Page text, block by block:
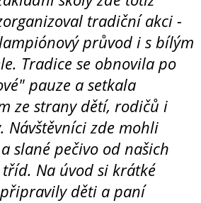
tradiční akci -
průvod i s bílým
Tradice se obnovila po
pauze a setkala
ze strany dětí, rodičů i
Návštěvníci zde mohli
slané pečivo od našich
Na úvod si krátké
děti a paní